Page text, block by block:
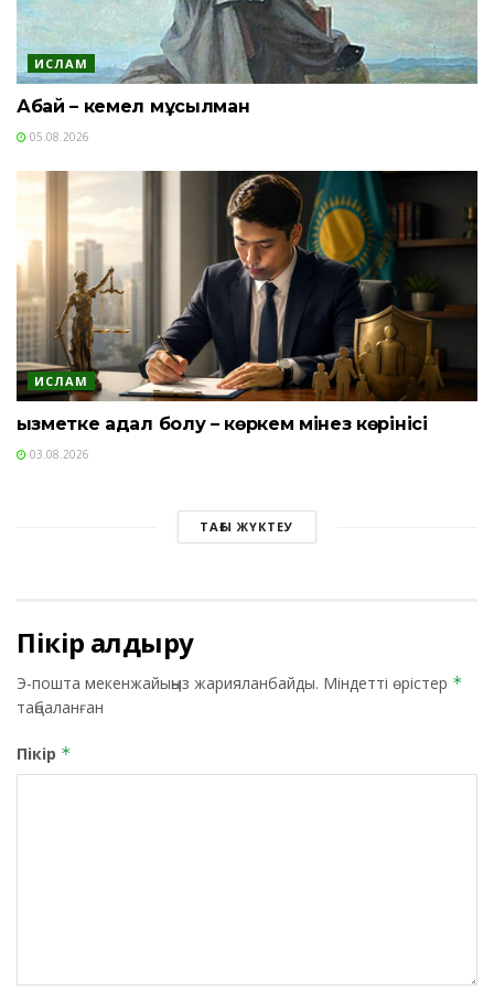
ИСЛАМ
Абай – кемел мұсылман
05.08.2026
ИСЛАМ
Қызметке адал болу – көркем мінез көрінісі
03.08.2026
ТАҒЫ ЖҮКТЕУ
Пікір қалдыру
Э-пошта мекенжайыңыз жарияланбайды. Міндетті өрістер *
таңбаланған
Пікір *